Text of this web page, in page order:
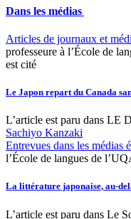
Dans les médias
Articles de journaux et
professeure à l’École de
est cité
Le Japon repart du Canada
L’article est paru dans LE
Sachiyo Kanzaki
Entrevues dans les médias
l’École de langues de
La littérature japonaise, au-
L’article est paru dans Le